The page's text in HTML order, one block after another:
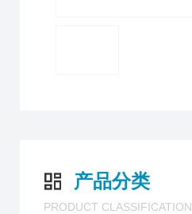
产品分类
PRODUCT CLASSIFICATION